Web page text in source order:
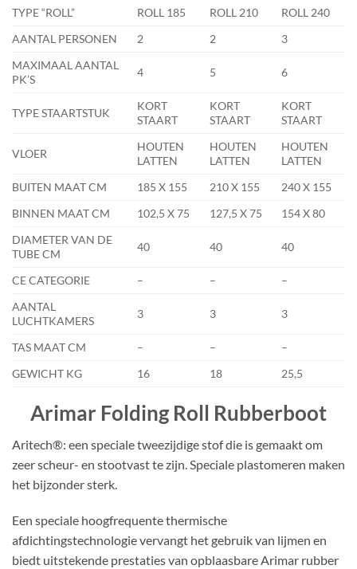
TYPE “ROLL” ROLL 185 ROLL 210
ROLL 240
AANTAL PERSONEN
2 2
3
MAXIMAAL AANTAL
PK’S
4 5 6
TYPE STAARTSTUK
KORT
STAART
KORT
STAART
KORT
STAART
VLOER
HOUTEN
LATTEN
HOUTEN
LATTEN
HOUTEN
LATTEN
BUITEN MAAT CM
185 X 155 210 X 155
240 X 155
BINNEN MAAT CM
102,5 X 75 127,5 X 75
154 X 80
DIAMETER VAN DE
TUBE CM
40 40 40
CE CATEGORIE – –
–
AANTAL
LUCHTKAMERS
3 3 3
TAS MAAT CM – –
–
GEWICHT KG
16 18 25,5
Arimar Folding Roll Rubberboot
Aritech®: een speciale tweezijdige stof die is gemaakt om
zeer scheur- en stootvast te zijn. Speciale plastomeren maken
het bijzonder sterk.
Een speciale hoogfrequente thermische
afdichtingstechnologie vervangt het gebruik van lijmen en
biedt uitstekende prestaties van opblaasbare Arimar rubber